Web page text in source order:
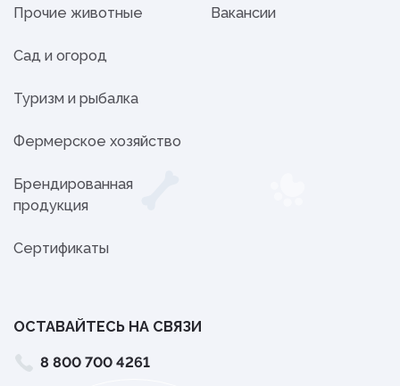
Прочие животные
Сад и огород
Туризм и рыбалка
Фермерское хозяйство
Брендированная
продукция
Сертификаты
Вакансии
ОСТАВАЙТЕСЬ НА СВЯЗИ
8 800 700 4261